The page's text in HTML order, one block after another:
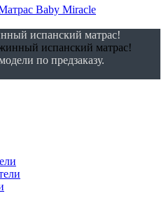
Baby Miracle
испанский матрас!
по предзаказу.